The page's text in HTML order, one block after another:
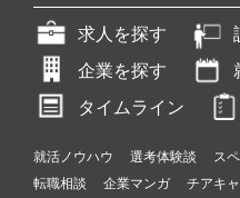
求人を探す
企業を探す
タイムライン
就活ノウハウ 選考体験談 ス
転職相談
企業マンガ チアキ